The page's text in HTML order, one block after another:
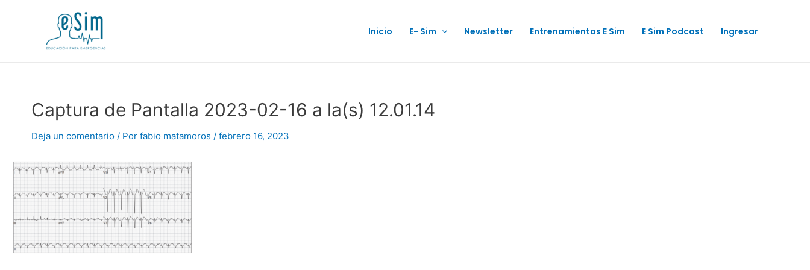
Inicio E- Sim Newsletter Entrenamientos E Sim E Sim Podcast Ingresar
Captura de Pantalla 2023-02-16 a la(s) 12.01.14
Deja un comentario / Por fabio matamoros / febrero 16, 2023